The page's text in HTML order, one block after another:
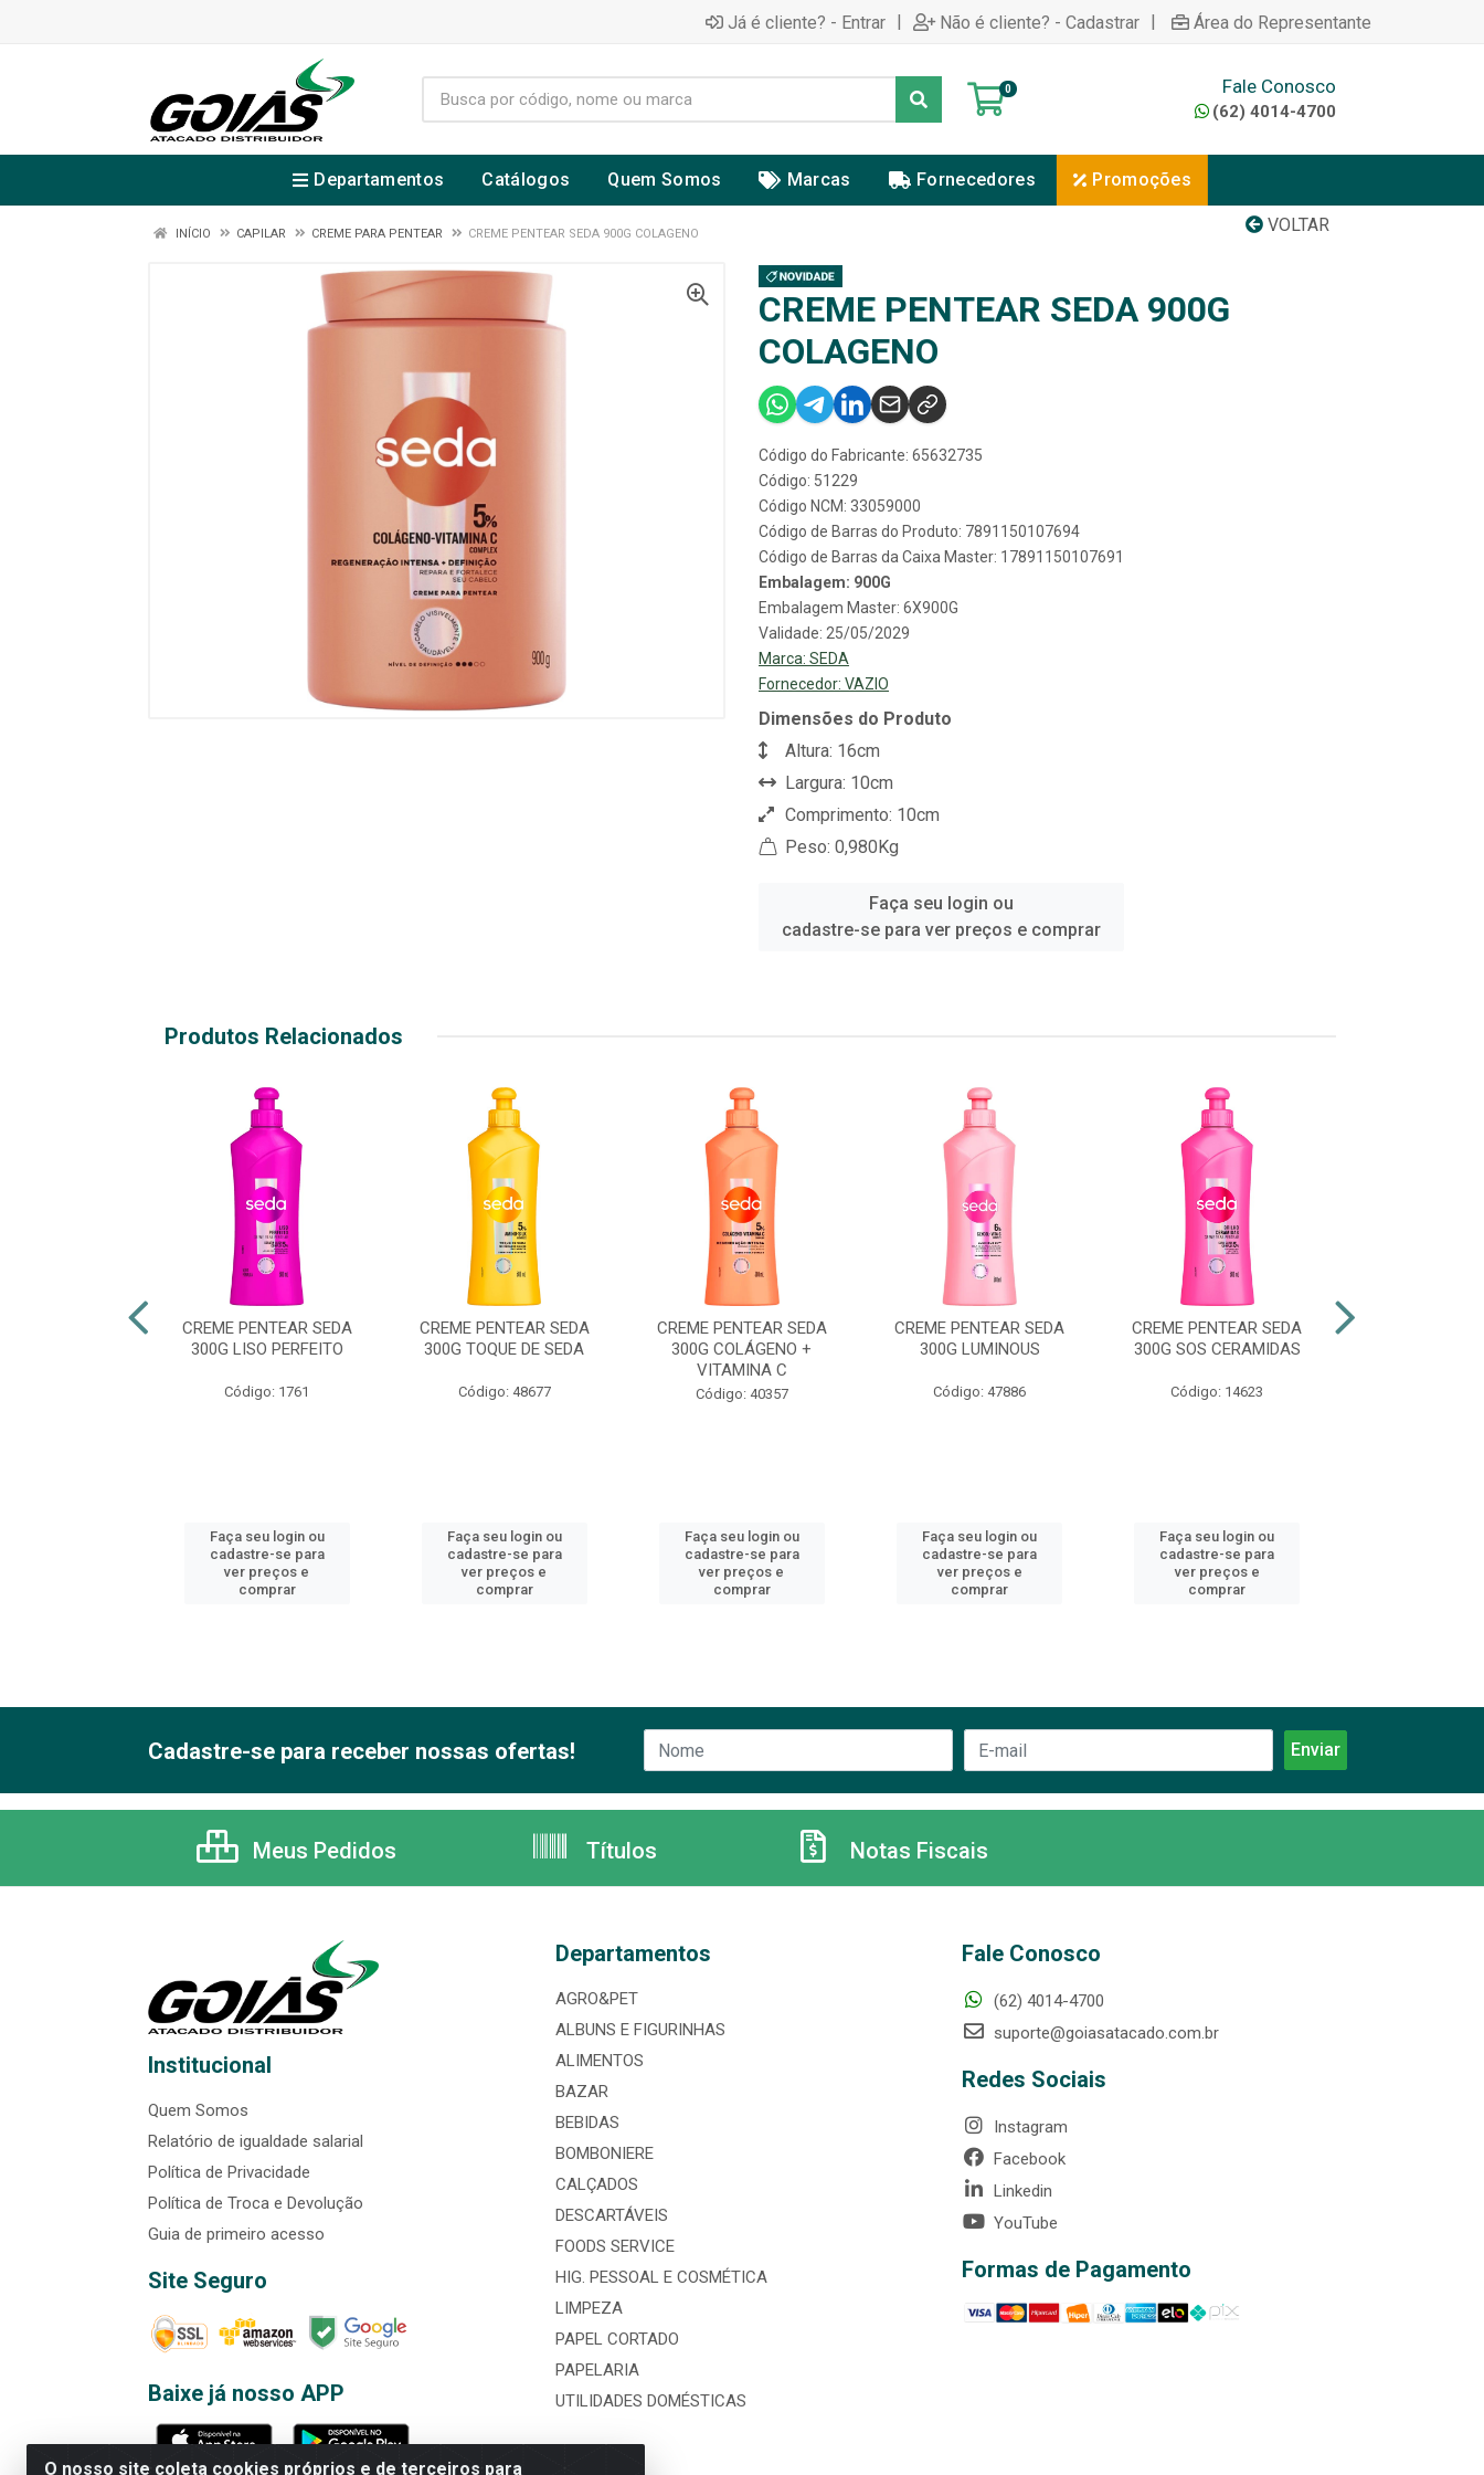
Já é cliente? - Entrar | Não é cliente? - Cadastrar | Área do Representante
0 Fale Conosco
(62) 4014-4700
Departamentos Catálogos Quem Somos Marcas Fornecedores Promoções
VOLTAR
INÍCIO CAPILAR CREME PARA PENTEAR CREME PENTEAR SEDA 900G COLAGENO
CREME PENTEAR SEDA 900G
COLAGENO
Código do Fabricante: 65632735
Código: 51229
Código NCM: 33059000
Código de Barras do Produto: 7891150107694
Código de Barras da Caixa Master: 17891150107691
Embalagem: 900G
Embalagem Master: 6X900G
Validade: 25/05/2029
Marca: SEDA
Fornecedor: VAZIO
Dimensões do Produto
Altura: 16cm
Largura: 10cm
Comprimento: 10cm
Peso: 0,980Kg
Faça seu login ou
cadastre-se para ver preços e comprar
Produtos Relacionados
CREME PENTEAR SEDA
300G LISO PERFEITO
Código: 1761
Faça seu login ou
cadastre-se para
ver preços e
comprar
CREME PENTEAR SEDA
300G TOQUE DE SEDA
Código: 48677
Faça seu login ou
cadastre-se para
ver preços e
comprar
CREME PENTEAR SEDA
300G COLÁGENO +
VITAMINA C
Código: 40357
Faça seu login ou
cadastre-se para
ver preços e
comprar
CREME PENTEAR SEDA
300G LUMINOUS
Código: 47886
Faça seu login ou
cadastre-se para
ver preços e
comprar
CREME PENTEAR SEDA
300G SOS CERAMIDAS
Código: 14623
Faça seu login ou
cadastre-se para
ver preços e
comprar
O nosso site coleta cookies próprios e de terceiros para
Cadastre-se para receber nossas ofertas!
Meus Pedidos Títulos Notas Fiscais
Institucional
Quem Somos
Relatório de igualdade salarial
Política de Privacidade
Política de Troca e Devolução
Guia de primeiro acesso
Site Seguro
Baixe já nosso APP
Departamentos
AGRO&PET
ALBUNS E FIGURINHAS
ALIMENTOS
BAZAR
BEBIDAS
BOMBONIERE
CALÇADOS
DESCARTÁVEIS
FOODS SERVICE
HIG. PESSOAL E COSMÉTICA
LIMPEZA
PAPEL CORTADO
PAPELARIA
UTILIDADES DOMÉSTICAS
Fale Conosco
(62) 4014-4700
suporte@goiasatacado.com.br
Redes Sociais
Instagram
Facebook
Linkedin
YouTube
Formas de Pagamento